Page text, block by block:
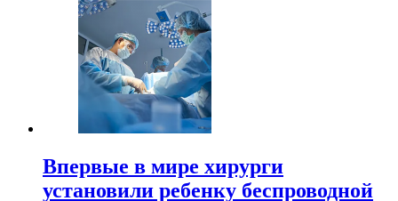
Впервые в мире хирурги
установили ребенку беспроводной